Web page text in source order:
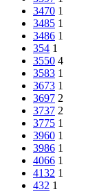
3470 1
3485 1
3486 1
354 1
3550 4
3583 1
3673 1
3697 2
3737 2
3775 1
3960 1
3986 1
4066 1
4132 1
432 1